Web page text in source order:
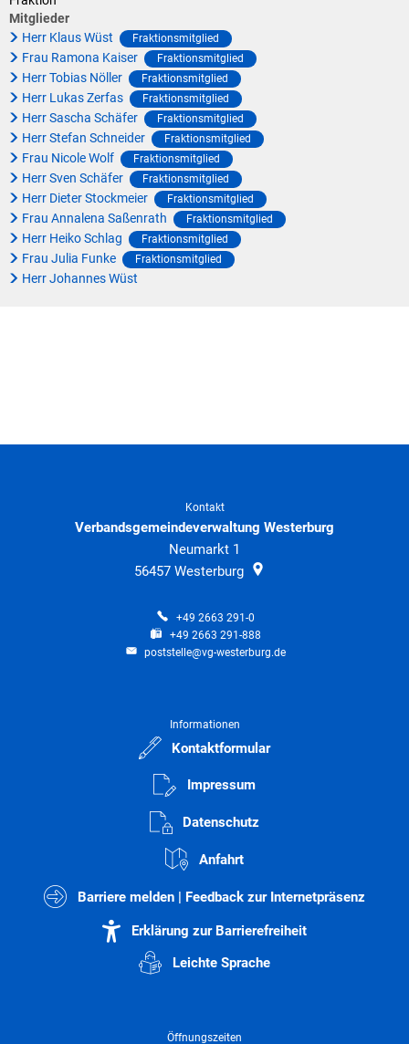
Förderungen der VG für private Umbauten
Feuerwehr
Allgemeine Informationen
Vereine
Die Bundeswehr und Westerburg
Seniorenmobilität/Jugendtaxi/Fahrservice
Sicherheit für Senioren
Ehrenamtskarte des Westerwaldkreises
Westerwaldbad
Mitglieder
Herr Klaus Wüst
Fraktionsmitglied
Frau Ramona Kaiser Fraktionsmitglied
Herr Tobias Nöller Fraktionsmitglied
Herr Lukas Zerfas Fraktionsmitglied
Herr Sascha Schäfer Fraktionsmitglied
Herr Stefan Schneider Fraktionsmitglied
Frau Nicole Wolf Fraktionsmitglied
Herr Sven Schäfer Fraktionsmitglied
Herr Dieter Stockmeier Fraktionsmitglied
Frau Annalena Saßenrath Fraktionsmitglied
Herr Heiko Schlag Fraktionsmitglied
Frau Julia Funke Fraktionsmitglied
Herr Johannes Wüst
Kontakt
Verbandsgemeindeverwaltung Westerburg
Neumarkt 1
56457 Westerburg
+49 2663 291-0
+49 2663 291-888
poststelle@vg-westerburg.de
Informationen
Kontaktformular
Impressum
Datenschutz
Anfahrt
Barriere melden | Feedback zur Internetpräsenz
Erklärung zur Barrierefreiheit
Leichte Sprache
Öffnungszeiten